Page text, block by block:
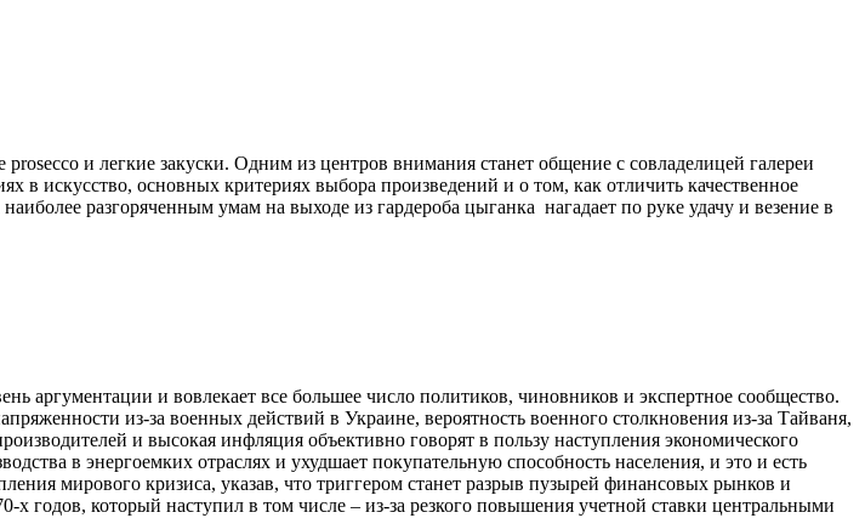
и легкие закуски. Одним из центров внимания станет общение с совладелицей галереи
искусство, основных критериях выбора произведений и о том, как отличить качественное
разгоряченным умам на выходе из гардероба цыганка нагадает по руке удачу и везение в
аргументации и вовлекает все большее число политиков, чиновников и экспертное сообщество.
из-за военных действий в Украине, вероятность военного столкновения из-за Тайваня,
и высокая инфляция объективно говорят в пользу наступления экономического
в энергоемких отраслях и ухудшает покупательную способность населения, и это и есть
мирового кризиса, указав, что триггером станет разрыв пузырей финансовых рынков и
который наступил в том числе – из-за резкого повышения учетной ставки центральными